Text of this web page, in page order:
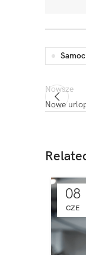
Nowsze
Nowe
08
CZE